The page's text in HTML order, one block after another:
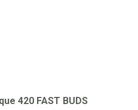
420 FAST BUDS